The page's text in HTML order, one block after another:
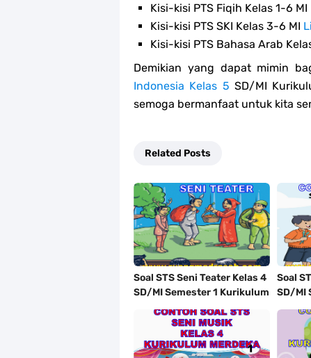
Kisi-kisi PTS Fiqih Kelas 1-6 MI
Kisi-kisi PTS SKI Kelas 3-6 MI
Kisi-kisi PTS Bahasa Arab
Demikian yang dapat mimin
Indonesia Kelas 5 SD/MI
semoga bermanfaat untuk kita
Related Posts
Soal STS Seni Teater Kelas 4
SD/MI Semester 1 Kurikulum
Merdeka Tahun 2023/2024
Soal
SD/MI